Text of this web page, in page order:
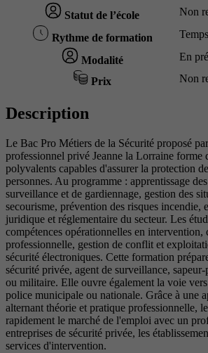
Statut de l’école Non
Rythme de formation
Modalité En
Prix Non
Description
Le Bac Pro Métiers de la Sécurité proposé
professionnel privé Jeanne la Lorraine forme
polyvalents capables d'assurer la protection
personnes. Au programme : apprentissage
surveillance et de gardiennage, gestion des
secourisme, prévention des risques incendie,
juridique et réglementaire du secteur. Les
compétences opérationnelles en intervention,
professionnelle, gestion de conflit et
sécurité électroniques. Cette formation
sécurité privée, agent de surveillance,
ou militaire. Elle ouvre également la voie vers
police municipale ou nationale. Grâce à une
alternant théorie et pratique professionnelle,
rapidement le marché de l'emploi avec un
entreprises de sécurité privée, les
services d'intervention.